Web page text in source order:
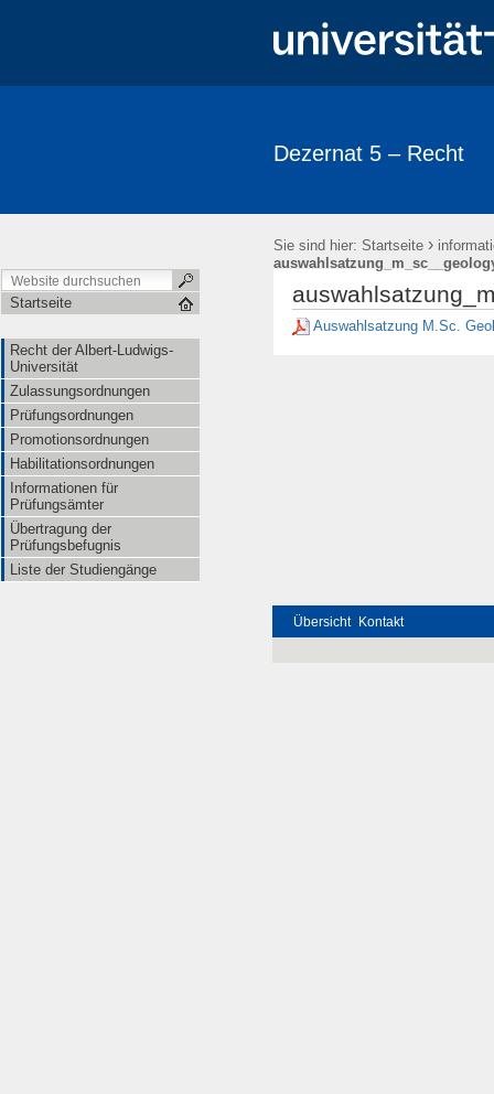
Dezernat 5 – Recht
Sie sind hier: Startseite ›
Startseite
Recht der Albert-Ludwigs-
Universität
Zulassungsordnungen
Prüfungsordnungen
Promotionsordnungen
Habilitationsordnungen
Informationen für
Prüfungsämter
Übertragung der
Prüfungsbefugnis
Liste der Studiengänge
Auswahlsatzung M.Sc.
Übersicht Kontakt